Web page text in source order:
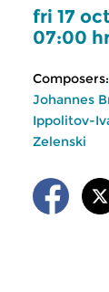
fri 17
07:00
Composers:
Johannes
Ippolitov-
Zelenski